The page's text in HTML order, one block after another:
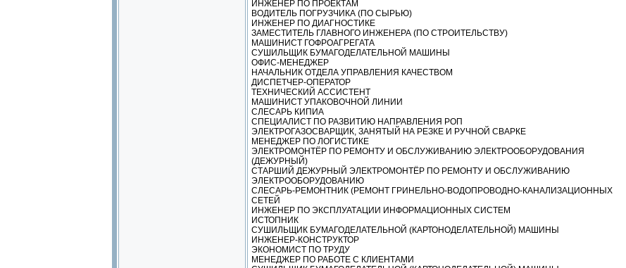
ИНЖЕНЕР ПО ПРОЕКТАМ
ВОДИТЕЛЬ ПОГРУЗЧИКА (ПО СЫРЬЮ)
ИНЖЕНЕР ПО ДИАГНОСТИКЕ
ЗАМЕСТИТЕЛЬ ГЛАВНОГО ИНЖЕНЕРА (ПО СТРОИТЕЛЬСТВУ)
МАШИНИСТ ГОФРОАГРЕГАТА
СУШИЛЬЩИК БУМАГОДЕЛАТЕЛЬНОЙ МАШИНЫ
ОФИС-МЕНЕДЖЕР
НАЧАЛЬНИК ОТДЕЛА УПРАВЛЕНИЯ КАЧЕСТВОМ
ДИСПЕТЧЕР-ОПЕРАТОР
ТЕХНИЧЕСКИЙ АССИСТЕНТ
МАШИНИСТ УПАКОВОЧНОЙ ЛИНИИ
СЛЕСАРЬ КИПИА
СПЕЦИАЛИСТ ПО РАЗВИТИЮ НАПРАВЛЕНИЯ РОП
ЭЛЕКТРОГАЗОСВАРЩИК, ЗАНЯТЫЙ НА РЕЗКЕ И РУЧНОЙ СВАРКЕ
МЕНЕДЖЕР ПО ЛОГИСТИКЕ
ЭЛЕКТРОМОНТЁР ПО РЕМОНТУ И ОБСЛУЖИВАНИЮ ЭЛЕКТРООБОРУДОВАНИЯ
(ДЕЖУРНЫЙ)
СТАРШИЙ ДЕЖУРНЫЙ ЭЛЕКТРОМОНТЁР ПО РЕМОНТУ И ОБСЛУЖИВАНИЮ
ЭЛЕКТРООБОРУДОВАНИЮ
СЛЕСАРЬ-РЕМОНТНИК (РЕМОНТ ГРИНЕЛЬНО-ВОДОПРОВОДНО-КАНАЛИЗАЦИОННЫХ
СЕТЕЙ
ИНЖЕНЕР ПО ЭКСПЛУАТАЦИИ ИНФОРМАЦИОННЫХ СИСТЕМ
ИСТОПНИК
СУШИЛЬЩИК БУМАГОДЕЛАТЕЛЬНОЙ (КАРТОНОДЕЛАТЕЛЬНОЙ) МАШИНЫ
ИНЖЕНЕР-КОНСТРУКТОР
ЭКОНОМИСТ ПО ТРУДУ
МЕНЕДЖЕР ПО РАБОТЕ С КЛИЕНТАМИ